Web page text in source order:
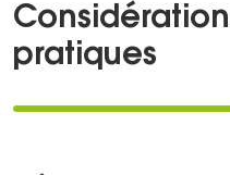
pratiques